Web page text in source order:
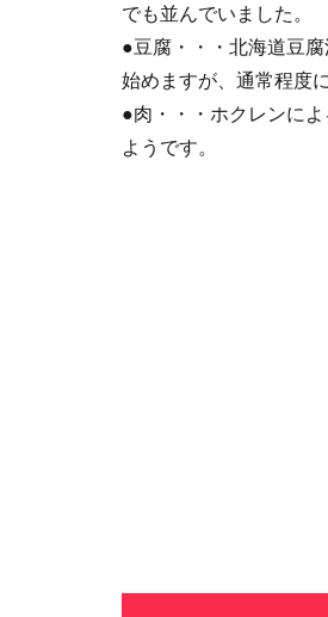
でも並んでいました。
●豆腐・・・北海道豆
始めますが、通常程度
●肉・・・ホクレンに
ようです。